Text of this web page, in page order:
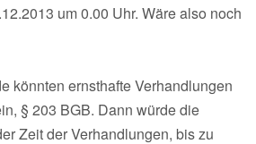
um 0.00 Uhr. Wäre also noch
könnten ernsthafte Verhandlungen
§ 203 BGB. Dann würde die
Zeit der Verhandlungen, bis zu